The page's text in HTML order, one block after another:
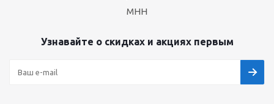
МНН
Узнавайте о скидках и акциях первым